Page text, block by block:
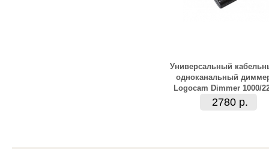
Универсальный
одноканальный
Logocam Dimmer 1000/
2780 р.